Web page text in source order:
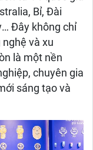
Bỉ, Đài
Đây không chỉ
nghệ và xu
là một nền
chuyên gia
sáng tạo và